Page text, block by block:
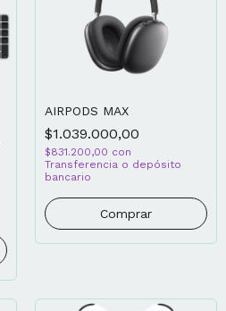
AIRPODS MAX
$1.039.000,00
$831.200,00 con
Transferencia o depósito
bancario
Comprar